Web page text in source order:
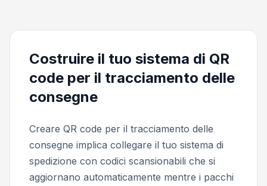
Costruire il tuo sistema di QR
code per il tracciamento delle
consegne
Creare QR code per il tracciamento delle
consegne implica collegare il tuo sistema di
spedizione con codici scansionabili che si
aggiornano automaticamente mentre i pacchi